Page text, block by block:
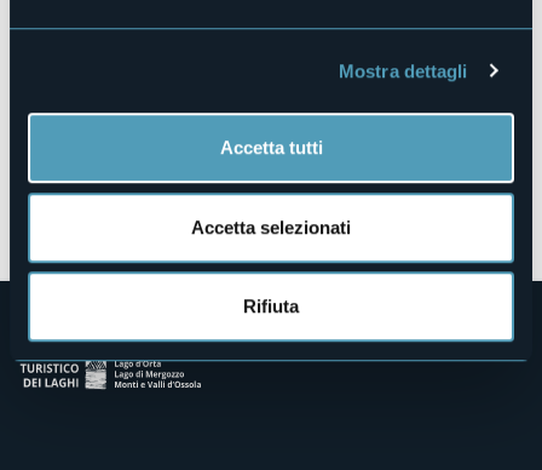
Mostra dettagli
Accetta tutti
Accetta selezionati
Rifiuta